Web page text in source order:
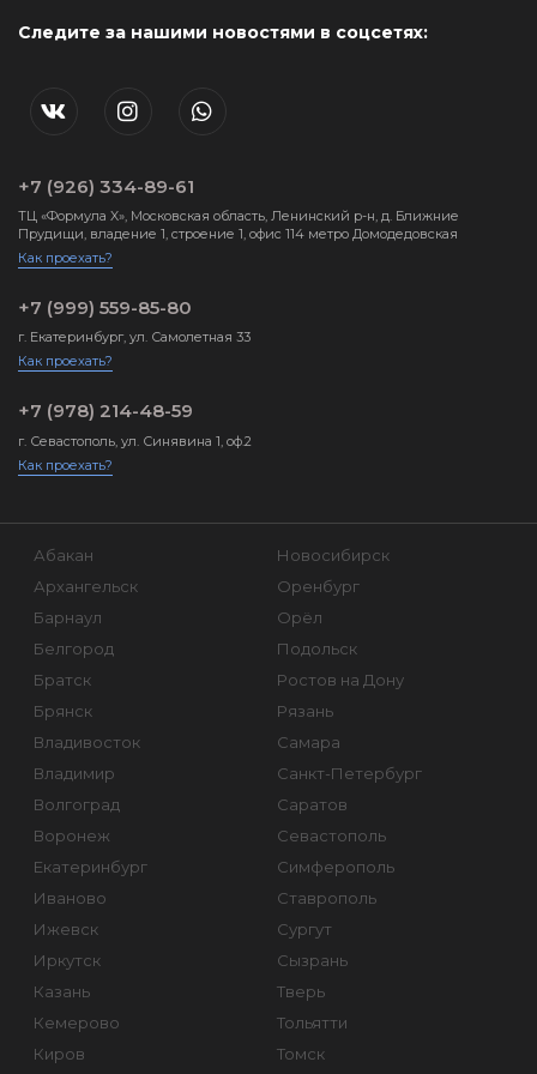
Следите за нашими новостями в соцсетях:
+7 (926) 334-89-61
ТЦ «Формула X», Московская область, Ленинский р-н, д. Ближние
Прудищи, владение 1, строение 1, офис 114 метро Домодедовская
Как проехать?
+7 (999) 559-85-80
г. Екатеринбург, ул. Самолетная 33
Как проехать?
+7 (978) 214-48-59
г. Севастополь, ул. Синявина 1, оф.2
Как проехать?
Абакан
Архангельск
Барнаул
Белгород
Братск
Брянск
Владивосток
Владимир
Волгоград
Воронеж
Екатеринбург
Иваново
Ижевск
Иркутск
Казань
Кемерово
Киров
Новосибирск
Оренбург
Орёл
Подольск
Ростов на Дону
Рязань
Самара
Санкт-Петербург
Саратов
Севастополь
Симферополь
Ставрополь
Сургут
Сызрань
Тверь
Тольятти
Томск